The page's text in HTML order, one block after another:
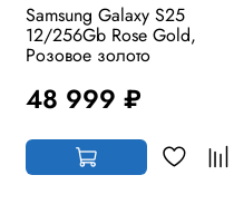
Samsung Galaxy S25
12/256Gb Rose Gold,
Розовое золото
48 999 ₽